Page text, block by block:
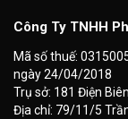
Công Ty TNHH
Mã số thuế:
ngày 24/04/2018
Trụ sở: 181 Điện
Địa chỉ: 79/11/5 Trần